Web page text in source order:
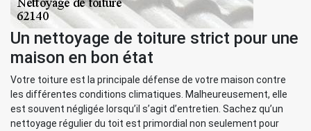
Un nettoyage de toiture strict pour une
maison en bon état
Votre toiture est la principale défense de votre maison contre
les différentes conditions climatiques. Malheureusement, elle
est souvent négligée lorsqu’il s’agit d’entretien. Sachez qu’un
nettoyage régulier du toit est primordial non seulement pour